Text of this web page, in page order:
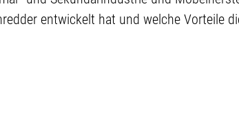
entwickelt hat und welche Vorteile